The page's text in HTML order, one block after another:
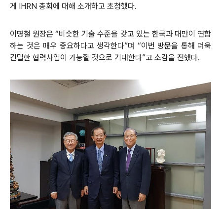
게 IHRN 총회에 대해 소개하고 초청했다.
이명철 원장은 “비슷한 기술 수준을 갖고 있는 한국과 대만이 연합
하는 것은 매우 중요하다고 생각한다”며 “이번 방문을 통해 더욱
긴밀한 협력사업이 가능할 것으로 기대한다”고 소감을 전했다.